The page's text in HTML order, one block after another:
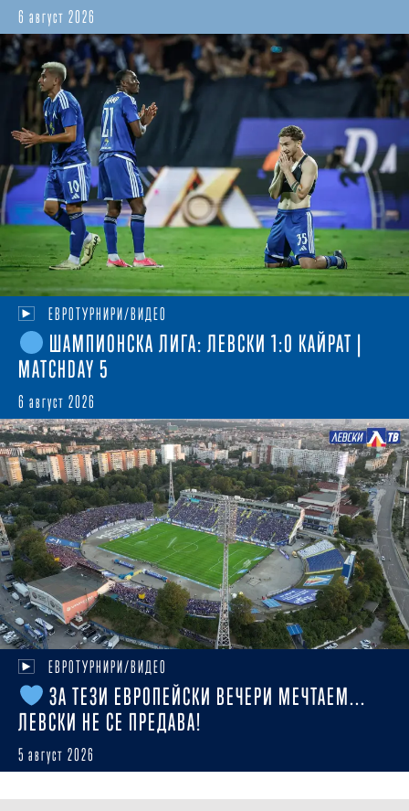
6 август 2026
ЕВРОТУРНИРИ/ВИДЕО
ШАМПИОНСКА ЛИГА: ЛЕВСКИ 1:0 КАЙРАТ |
MATCHDAY 5
6 август 2026
ЕВРОТУРНИРИ/ВИДЕО
ЗА ТЕЗИ ЕВРОПЕЙСКИ ВЕЧЕРИ МЕЧТАЕМ...
ЛЕВСКИ НЕ СЕ ПРЕДАВА!
5 август 2026